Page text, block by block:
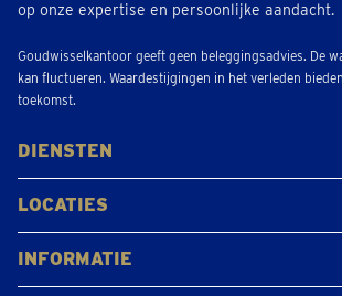
op onze expertise en persoonlijke aandacht.
Goudwisselkantoor geeft geen beleggingsadvies. De
kan fluctueren. Waardestijgingen in het verleden
toekomst.
DIENSTEN
Kopen
Verkopen
Veilen
LOCATIES
Antwerpen
Brugge
Kapellen
Leuven
Mol
Schilde
Sint-Niklaas
Bekijk alle locaties
INFORMATIE
Veelgestelde vragen
Klantbeoordelingen